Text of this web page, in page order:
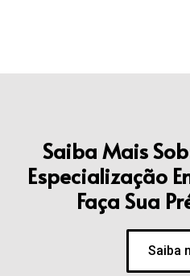
Saiba Mais
Especialização
Faça Sua
Saiba